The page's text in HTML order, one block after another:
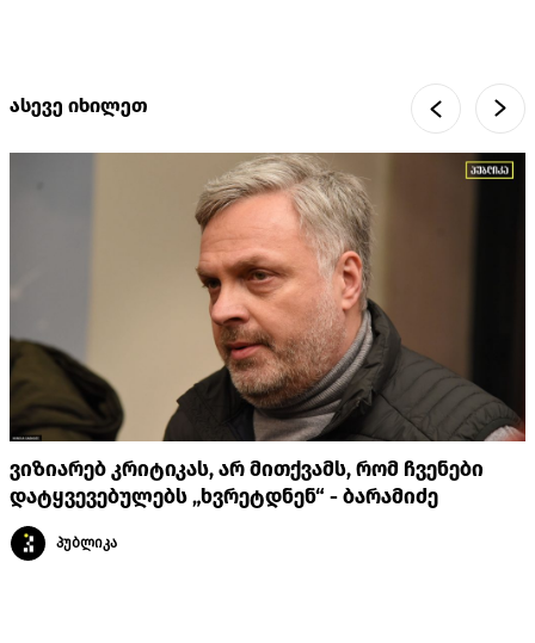
ასევე იხილეთ
ვიზიარებ კრიტიკას, არ მითქვამს, რომ ჩვენები
დატყვევებულებს „ხვრეტდნენ“ - ბარამიძე
პუბლიკა